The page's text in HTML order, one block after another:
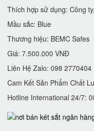
Thích hợp sử dụng: Công
Mầu sắc: Blue
Thương hiệu: BEMC Safes
Giá: 7.500.000 VNĐ
Liên Hệ Zalo: 098 2770404
Cam Kết Sản Phẩm Chất
Hotline International 24/7: